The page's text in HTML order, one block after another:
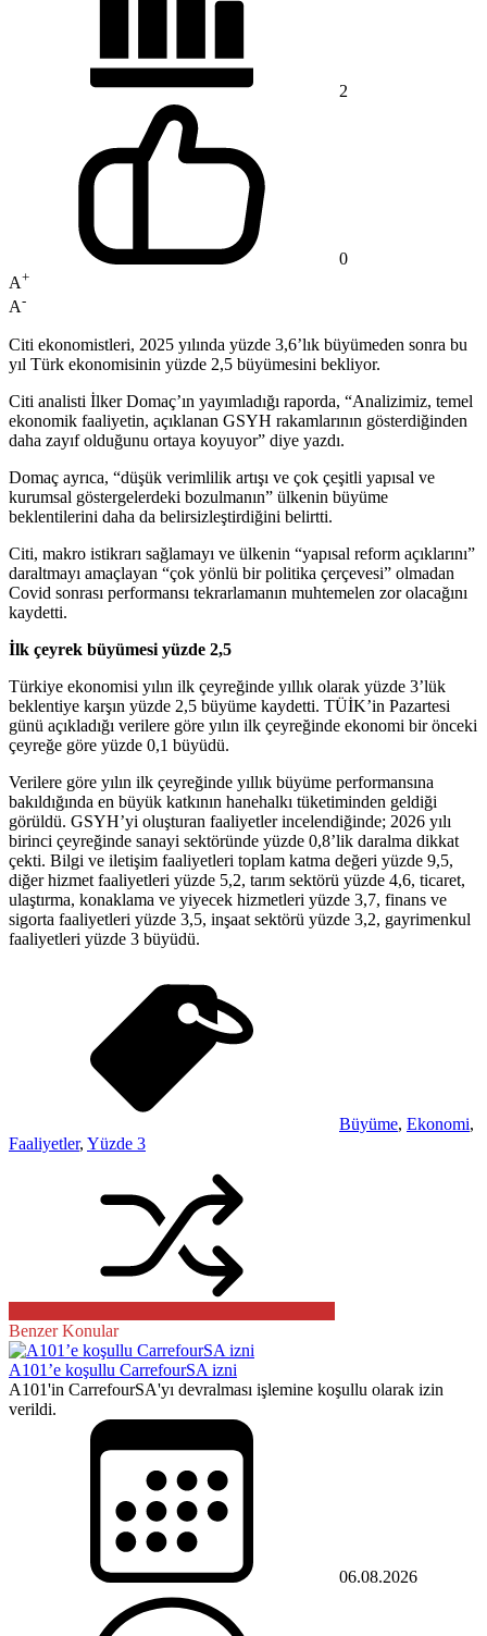
2
0
A+
A-
Citi ekonomistleri, 2025 yılında yüzde 3,6’lık büyümeden sonra bu
yıl Türk ekonomisinin yüzde 2,5 büyümesini bekliyor.
Citi analisti İlker Domaç’ın yayımladığı raporda, “Analizimiz, temel
ekonomik faaliyetin, açıklanan GSYH rakamlarının gösterdiğinden
daha zayıf olduğunu ortaya koyuyor” diye yazdı.
Domaç ayrıca, “düşük verimlilik artışı ve çok çeşitli yapısal ve
kurumsal göstergelerdeki bozulmanın” ülkenin büyüme
beklentilerini daha da belirsizleştirdiğini belirtti.
Citi, makro istikrarı sağlamayı ve ülkenin “yapısal reform açıklarını”
daraltmayı amaçlayan “çok yönlü bir politika çerçevesi” olmadan
Covid sonrası performansı tekrarlamanın muhtemelen zor olacağını
kaydetti.
İlk çeyrek büyümesi yüzde 2,5
Türkiye ekonomisi yılın ilk çeyreğinde yıllık olarak yüzde 3’lük
beklentiye karşın yüzde 2,5 büyüme kaydetti. TÜİK’in Pazartesi
günü açıkladığı verilere göre yılın ilk çeyreğinde ekonomi bir önceki
çeyreğe göre yüzde 0,1 büyüdü.
Verilere göre yılın ilk çeyreğinde yıllık büyüme performansına
bakıldığında en büyük katkının hanehalkı tüketiminden geldiği
görüldü. GSYH’yi oluşturan faaliyetler incelendiğinde; 2026 yılı
birinci çeyreğinde sanayi sektöründe yüzde 0,8’lik daralma dikkat
çekti. Bilgi ve iletişim faaliyetleri toplam katma değeri yüzde 9,5,
diğer hizmet faaliyetleri yüzde 5,2, tarım sektörü yüzde 4,6, ticaret,
ulaştırma, konaklama ve yiyecek hizmetleri yüzde 3,7, finans ve
sigorta faaliyetleri yüzde 3,5, inşaat sektörü yüzde 3,2, gayrimenkul
faaliyetleri yüzde 3 büyüdü.
Büyüme, Ekonomi,
Faaliyetler, Yüzde 3
Benzer Konular
A101’e koşullu CarrefourSA izni
A101'in CarrefourSA'yı devralması işlemine koşullu olarak izin
verildi.
06.08.2026